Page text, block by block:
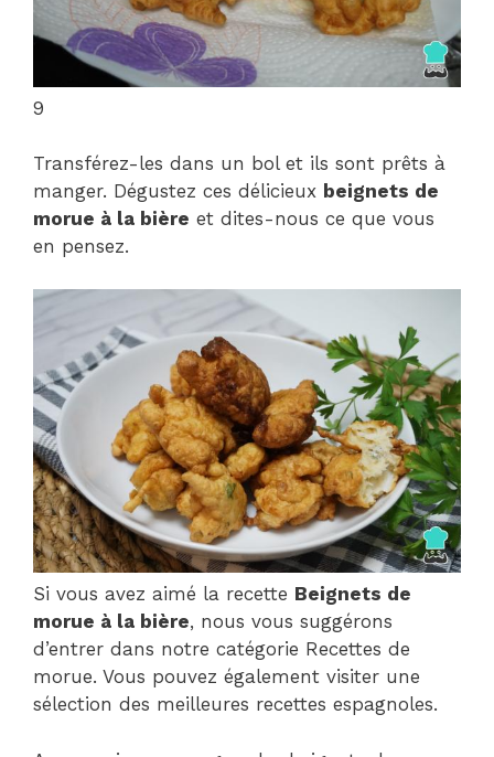
9
Transférez-les dans un bol et ils sont prêts à
manger. Dégustez ces délicieux beignets de
morue à la bière et dites-nous ce que vous
en pensez.
Si vous avez aimé la recette Beignets de
morue à la bière, nous vous suggérons
d’entrer dans notre catégorie Recettes de
morue. Vous pouvez également visiter une
sélection des meilleures recettes espagnoles.